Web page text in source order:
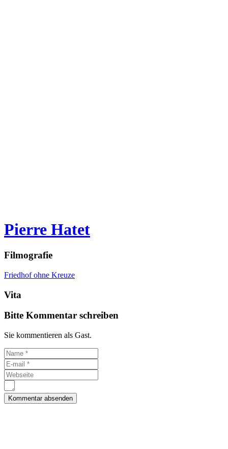
Pierre Hatet
Filmografie
Friedhof ohne Kreuze
Vita
Bitte Kommentar schreiben
Sie kommentieren als Gast.